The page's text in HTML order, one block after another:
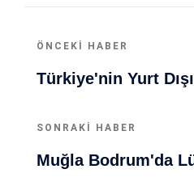
ÖNCEKI HABER
SONRAKI HABER